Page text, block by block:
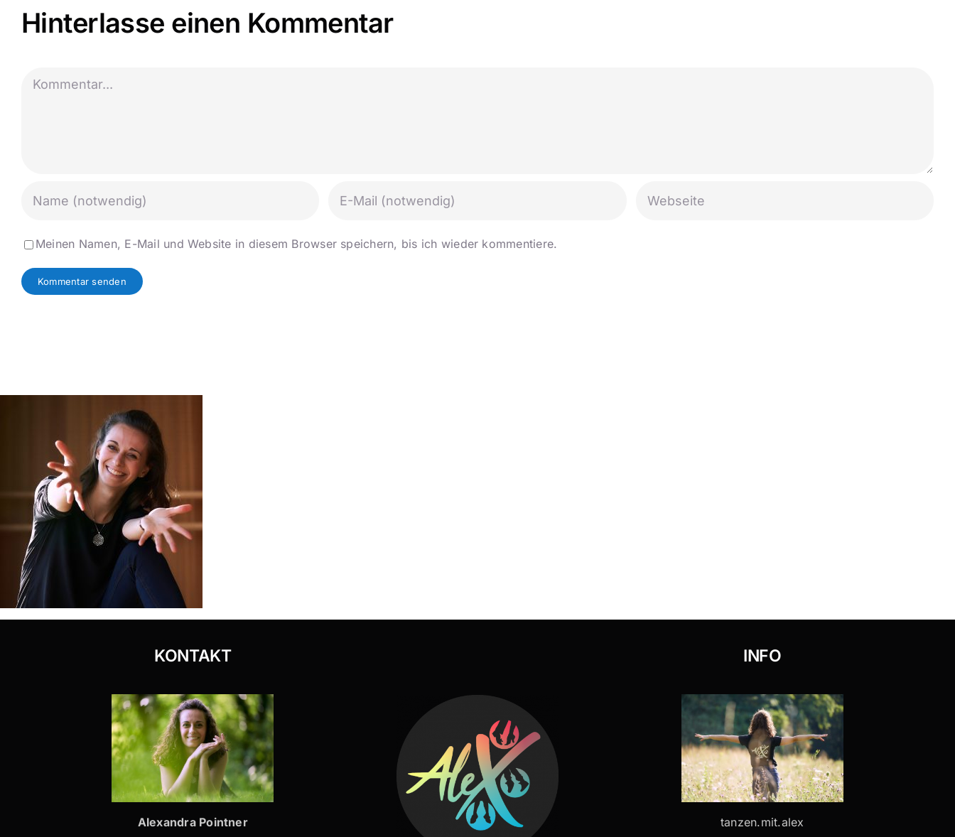
Hinterlasse einen Kommentar
Kommentar
Meinen Namen, E-Mail und Website in diesem Browser speichern, bis ich wieder kommentiere.
KONTAKT
Alexandra Pointner
INFO
tanzen.mit.alex